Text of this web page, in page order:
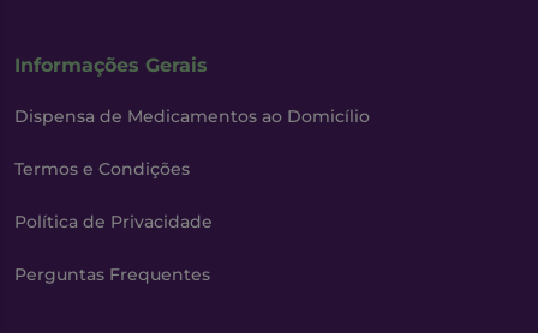
Informações Gerais
Dispensa de Medicamentos ao Domicílio
Termos e Condições
Política de Privacidade
Perguntas Frequentes